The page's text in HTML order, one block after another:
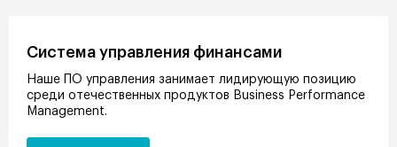
Система управления финансами
Наше ПО управления занимает лидирующую позицию
среди отечественных продуктов Business Performance
Management.